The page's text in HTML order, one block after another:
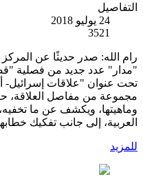
التفاصيل
24 يوليو 2018
3521
رام الله: صدر حديثًا عن المركز
"مدار" عدد جديد من فصلية
تحت عنوان "علاقات إسرائيل-
مجموعة من مفاصل العلاقة،
وماهيتها، ويكشف عن ما
العربية، إلى جانب تفكيك
للمزيد